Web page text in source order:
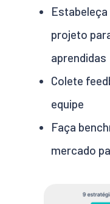
projeto
aprendidas
Colete
equipe
Faça
mercado